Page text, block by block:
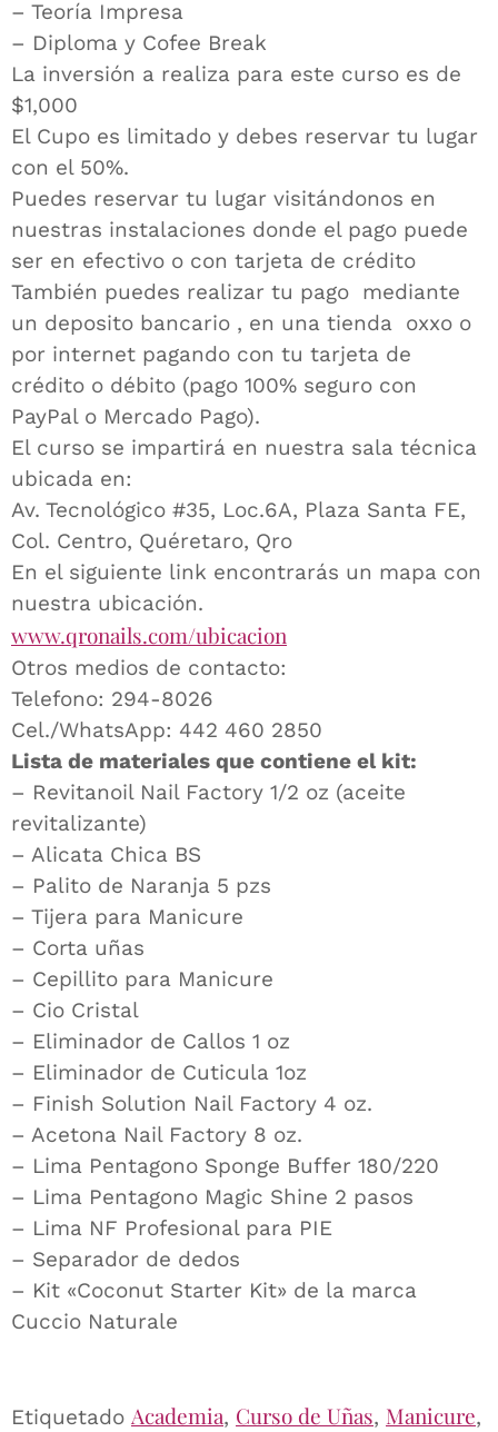
– Teoría Impresa
– Diploma y Cofee Break
La inversión a realiza para este curso es de
$1,000
El Cupo es limitado y debes reservar tu lugar
con el 50%.
Puedes reservar tu lugar visitándonos en
nuestras instalaciones donde el pago puede
ser en efectivo o con tarjeta de crédito
También puedes realizar tu pago mediante
un deposito bancario , en una tienda oxxo o
por internet pagando con tu tarjeta de
crédito o débito (pago 100% seguro con
PayPal o Mercado Pago).
El curso se impartirá en nuestra sala técnica
ubicada en:
Av. Tecnológico #35, Loc.6A, Plaza Santa FE,
Col. Centro, Quéretaro, Qro
En el siguiente link encontrarás un mapa con
nuestra ubicación.
www.qronails.com/ubicacion
Otros medios de contacto:
Telefono: 294-8026
Cel./WhatsApp: 442 460 2850
Lista de materiales que contiene el kit:
– Revitanoil Nail Factory 1/2 oz (aceite
revitalizante)
– Alicata Chica BS
– Palito de Naranja 5 pzs
– Tijera para Manicure
– Corta uñas
– Cepillito para Manicure
– Cio Cristal
– Eliminador de Callos 1 oz
– Eliminador de Cuticula 1oz
– Finish Solution Nail Factory 4 oz.
– Acetona Nail Factory 8 oz.
– Lima Pentagono Sponge Buffer 180/220
– Lima Pentagono Magic Shine 2 pasos
– Lima NF Profesional para PIE
– Separador de dedos
– Kit «Coconut Starter Kit» de la marca
Cuccio Naturale
Etiquetado Academia, Curso de Uñas, Manicure,